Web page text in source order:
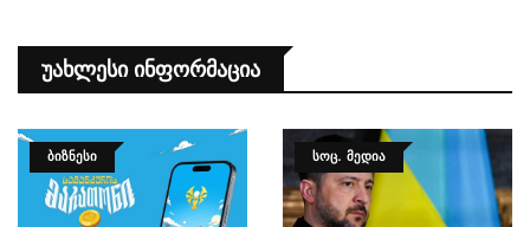
Უახლესი Ინფორმაცია
ᲑᲘᲖᲜᲔᲡᲘ ᲡᲝᲪ. ᲛᲔᲓᲘᲐ